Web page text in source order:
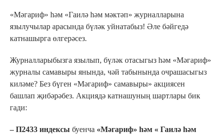
«Мәгариф» һәм «Гаилә һәм мәктәп» журналларына
язылучылар арасында бүләк уйнатабыз! Әле бәйгедә
катнашырга өлгерәсез.
Журналларыбызга язылып, бүләк отасыгыз һәм «Мәгариф»
журналы самавыры янында, чәй табынында очрашасыгыз
киләме? Без бүген «Мәгариф» самавыры» акциясен
башлап җибәрәбез. Акциядә катнашуның шартлары бик
гади:
– П2433 индексы буенча «Мәгариф» һәм « Гаилә һәм